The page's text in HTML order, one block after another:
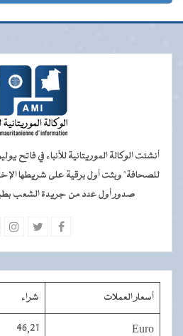
للصحافة" وبثت أول برقية على شريطها
صدور أول عدد من جريدة الشعب
أسعار العملات شراء
Euro
46,21